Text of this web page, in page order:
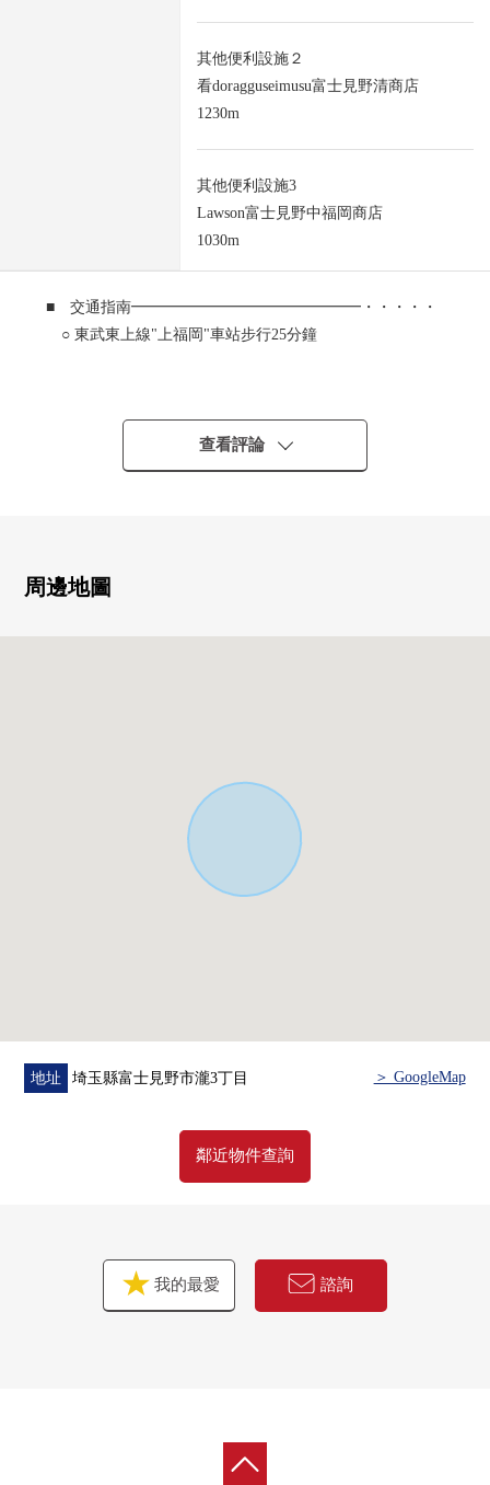
其他便利設施２
看doragguseimusu富士見野清商店
1230m
其他便利設施3
Lawson富士見野中福岡商店
1030m
■ 交通指南━━━━━━━━━━━━━━━・・・・・
○ 東武東上線"上福岡"車站步行25分鐘
■ 推薦重點━━━━━━━━━━━━━━━・・・・・
○ 土地面積275.05平方公尺(約83坪)的廣闊的土地
○ 建築面積65.21平方公尺(約19坪)
○ 園藝或者家庭菜園能享受的大的院子
■ 周邊設施━━━━━━━━━━━━━━━・・・・・
○ 福岡小學步行11分鐘(約840m)
○ 富士見野市政府步行15分鐘(約1200m)
○ 上福岡郵局步行11分鐘(約870m)
○ 瀑布、長宮公園步行6分鐘(約440m)
查看評論
周邊地圖
地址 埼玉縣富士見野市瀧3丁目 ＞ GoogleMap
鄰近物件查詢
我的最愛 諮詢